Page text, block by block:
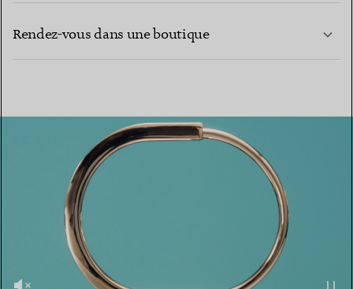
Rendez-vous dans une boutique
TROUVEZ LA BOUTIQUE LA PLUS PROCHE